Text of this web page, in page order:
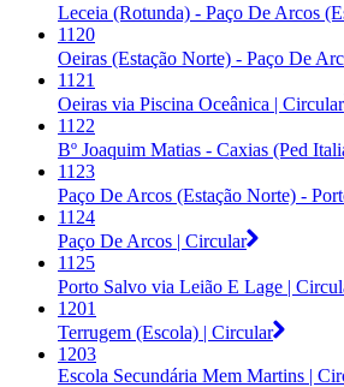
Leceia (Rotunda) - Paço De Arcos
1120
Oeiras (Estação Norte) - Paço De
1121
Oeiras via Piscina Oceânica | Circular
1122
Bº Joaquim Matias - Caxias (Ped
1123
Paço De Arcos (Estação Norte) -
1124
Paço De Arcos | Circular
1125
Porto Salvo via Leião E Lage |
1201
Terrugem (Escola) | Circular
1203
Escola Secundária Mem Martins |